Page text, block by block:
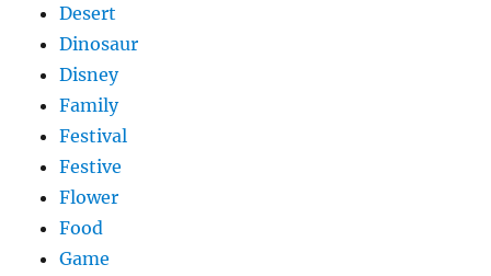
Desert
Dinosaur
Disney
Family
Festival
Festive
Flower
Food
Game